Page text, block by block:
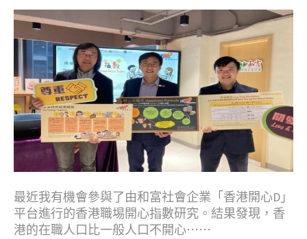
最近我有機會參與了由和富社會企業「香港開心D」
平台進行的香港職埸開心指數研究。結果發現，香
港的在職人口比一般人口不開心⋯⋯